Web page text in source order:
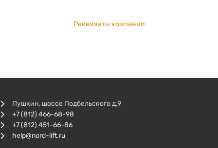
Реквизиты компании
Пушкин, шоссе Подбельского д.9
+7 (812) 466-68-98
+7 (812) 451-66-86
help@nord-lift.ru